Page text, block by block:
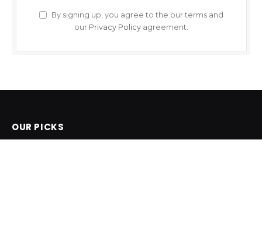
By signing up, you agree to the our terms and
our Privacy Policy agreement.
OUR PICKS